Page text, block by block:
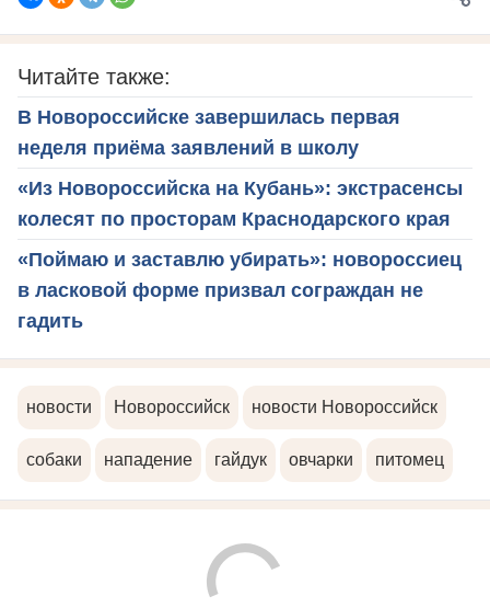
Читайте также:
В Новороссийске завершилась первая
неделя приёма заявлений в школу
«Из Новороссийска на Кубань»: экстрасенсы
колесят по просторам Краснодарского края
«Поймаю и заставлю убирать»: новороссиец
в ласковой форме призвал сограждан не
гадить
новости Новороссийск новости Новороссийск
собаки нападение гайдук овчарки питомец